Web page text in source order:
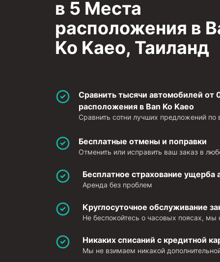
в 5 Места
расположения в
Ko Kaeo, Таиланд
Сравнить тысячи автомобилей от
расположения в Ban Ko Kaeo
Сравнить сотни лучших предложений
Бесплатные отмены и поправки
Отменить или исправить ваш заказ в
Бесплатное страхование ущерба
Аренда без проблем
Круглосуточное обслуживание
Не беспокойтесь о часовых поясах,
Никаких списаний с кредитной
Мы не взимаем никакой